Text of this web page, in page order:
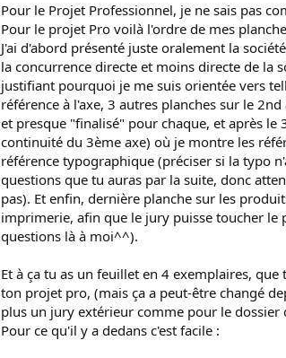
Pour le Projet Professionnel, je ne sais pas
Pour le projet Pro voilà l'ordre de mes
J'ai d'abord présenté juste oralement la
la concurrence directe et moins directe de la
justifiant pourquoi je me suis orientée vers
référence à l'axe, 3 autres planches sur le
et presque "finalisé" pour chaque, et après
continuité du 3ème axe) où je montre les
référence typographique (préciser si la typo
questions que tu auras par la suite, donc
pas). Et enfin, dernière planche sur les
imprimerie, afin que le jury puisse toucher
questions là à moi^^).
Et à ça tu as un feuillet en 4 exemplaires,
ton projet pro, (mais ça a peut-être changé
plus un jury extérieur comme pour le dossier
Pour ce qu'il y a dedans c'est facile :